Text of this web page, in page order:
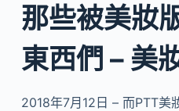
那些被美妝
東西們 – 美
2018年7月12日 – 而PTT美